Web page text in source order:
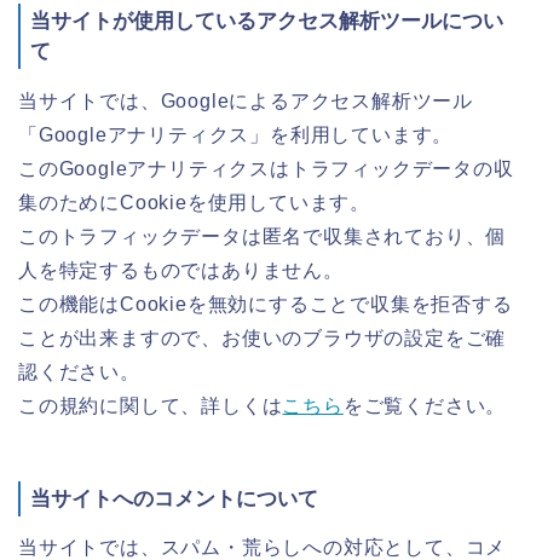
当サイトが使用しているアクセス解析ツールについ
て
当サイトでは、Googleによるアクセス解析ツール
「Googleアナリティクス」を利用しています。
このGoogleアナリティクスはトラフィックデータの収
集のためにCookieを使用しています。
このトラフィックデータは匿名で収集されており、個
人を特定するものではありません。
この機能はCookieを無効にすることで収集を拒否する
ことが出来ますので、お使いのブラウザの設定をご確
認ください。
この規約に関して、詳しくはこちら をご覧ください。
当サイトへのコメントについて
当サイトでは、スパム・荒らしへの対応として、コメ